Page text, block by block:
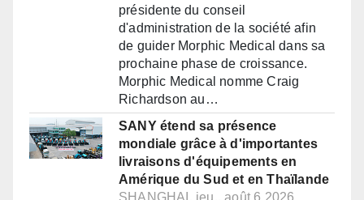
présidente du conseil
d'administration de la société afin
de guider Morphic Medical dans sa
prochaine phase de croissance.
Morphic Medical nomme Craig
Richardson au…
SANY étend sa présence
mondiale grâce à d'importantes
livraisons d'équipements en
Amérique du Sud et en Thaïlande
SHANGHAI, jeu., août 6 2026